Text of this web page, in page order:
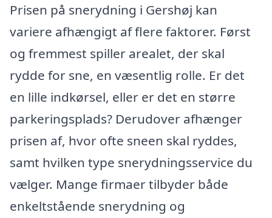
Prisen på snerydning i Gershøj kan
variere afhængigt af flere faktorer. Først
og fremmest spiller arealet, der skal
rydde for sne, en væsentlig rolle. Er det
en lille indkørsel, eller er det en større
parkeringsplads? Derudover afhænger
prisen af, hvor ofte sneen skal ryddes,
samt hvilken type snerydningsservice du
vælger. Mange firmaer tilbyder både
enkeltstående snerydning og